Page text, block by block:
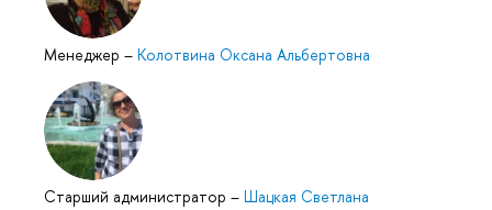
Менеджер – Колотвина Оксана Альбертовна
Cтарший администратор – Шацкая Светлана